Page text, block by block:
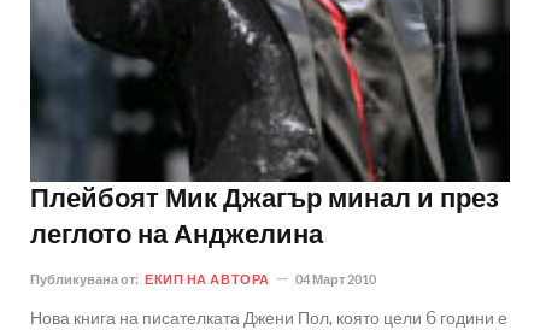
Плейбоят Мик Джагър минал и през
леглото на Анджелина
Публикувана от: ЕКИП НА АВТОРА 04 Март 2010
Нова книга на писателката Джени Пол, която цели 6 години е